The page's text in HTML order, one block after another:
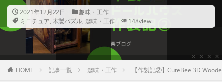
2021年12月22日
趣味・工作
ミニチュア, 木製パズル, 趣味・工作 148view
HOME 記事一覧 趣味・工作 【作製記②】CuteBee 3D